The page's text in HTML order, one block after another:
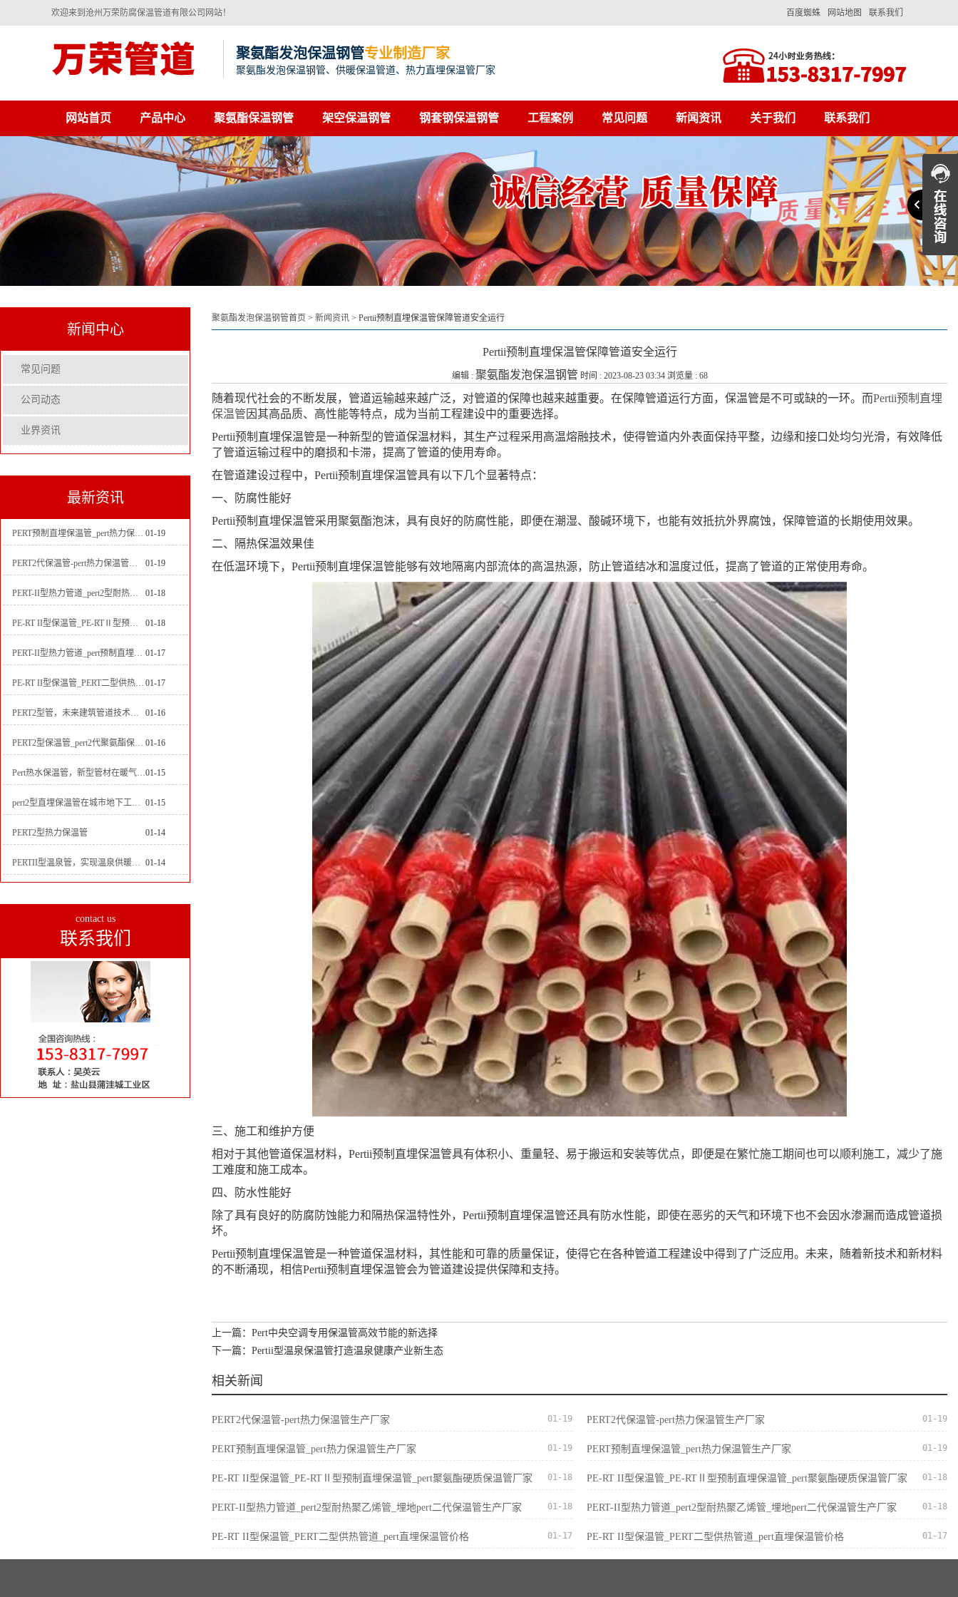
欢迎来到沧州万荣防腐保温管道有限公司网站！ 联系我们
网站地图
百度蜘蛛
聚氨酯发泡保温钢管专业制造厂家
聚氨酯发泡保温钢管、供暖保温管道、热力直埋保温管厂家
网站首页 产品中心 聚氨酯保温钢管 架空保温钢管 钢套钢保温钢管 工程案例 常见问题 新闻资讯 关于我们 联系我们
新闻中心
常见问题
公司动态
业界资讯
最新资讯
PERT预制直埋保温管_pert热力保温管生产厂家 01-19
PERT2代保温管-pert热力保温管生产厂家 01-19
PERT-II型热力管道_pert2型耐热聚乙烯管_埋地pert二代保温管生产厂家 01-18
PE-RT II型保温管_PE-RTⅡ型预制直埋保温管_pert聚氨酯硬质保温管厂家 01-18
PERT-II型热力管道_pert预制直埋保温管生产厂家 01-17
PE-RT II型保温管_PERT二型供热管道_pert直埋保温管价格 01-17
PERT2型管，未来建筑管道技术的代表 01-16
PERT2型保温管_pert2代聚氨酯保温管道_排水供热pert二代保温管 01-16
Pert热水保温管，新型管材在暖气和热水系统中的应用01-15
pert2型直埋保温管在城市地下工程建设中的应用 01-15
PERT2型热力保温管 01-14
PERTII型温泉管，实现温泉供暖设备革新 01-14
contact us
联系我们
聚氨酯发泡保温钢管首页 > 新闻资讯 > Pertii预制直埋保温管保障管道安全运行
Pertii预制直埋保温管保障管道安全运行
编辑 : 聚氨酯发泡保温钢管 时间 : 2023-08-23 03:34 浏览量 : 68
随着现代社会的不断发展，管道运输越来越广泛，对管道的保障也越来越重要。在保障管道运行方面，保温管是不可或缺的一环。而Pertii预制直埋
保温管 因其高品质、高性能等特点，成为当前工程建设中的重要选择。
Pertii预制直埋保温管是一种新型的管道保温材料，其生产过程采用高温熔融技术，使得管道内外表面保持平整，边缘和接口处均匀光滑，有效降低
了管道运输过程中的磨损和卡滞，提高了管道的使用寿命。
在管道建设过程中，Pertii预制直埋保温管具有以下几个显著特点：
一、防腐性能好
Pertii预制直埋保温管采用聚氨酯泡沫，具有良好的防腐性能，即便在潮湿、酸碱环境下，也能有效抵抗外界腐蚀，保障管道的长期使用效果。
二、隔热保温效果佳
在低温环境下，Pertii预制直埋保温管能够有效地隔离内部流体的高温热源，防止管道结冰和温度过低，提高了管道的正常使用寿命。
三、施工和维护方便
相对于其他管道保温材料，Pertii预制直埋保温管具有体积小、重量轻、易于搬运和安装等优点，即便是在繁忙施工期间也可以顺利施工，减少了施
工难度和施工成本。
四、防水性能好
除了具有良好的防腐防蚀能力和隔热保温特性外，Pertii预制直埋保温管还具有防水性能，即使在恶劣的天气和环境下也不会因水渗漏而造成管道损
坏。
Pertii预制直埋保温管是一种管道保温材料，其性能和可靠的质量保证，使得它在各种管道工程建设中得到了广泛应用。未来，随着新技术和新材料
的不断涌现，相信Pertii预制直埋保温管会为管道建设提供保障和支持。
上一篇：Pert中央空调专用保温管高效节能的新选择
下一篇：Pertii型温泉保温管打造温泉健康产业新生态
相关新闻
PERT2代保温管-pert热力保温管生产厂家 01-19 PERT2代保温管-pert热力保温管生产厂家 01-19
PERT预制直埋保温管_pert热力保温管生产厂家 01-19 PERT预制直埋保温管_pert热力保温管生产厂家 01-19
PE-RT II型保温管_PE-RTⅡ型预制直埋保温管_pert聚氨酯硬质保温管厂家 01-18 PE-RT II型保温管_PE-RTⅡ型预制直埋保温管_pert聚氨酯硬质保温管厂家 01-18
PERT-II型热力管道_pert2型耐热聚乙烯管_埋地pert二代保温管生产厂家 01-18 PERT-II型热力管道_pert2型耐热聚乙烯管_埋地pert二代保温管生产厂家 01-18
PE-RT II型保温管_PERT二型供热管道_pert直埋保温管价格 01-17 PE-RT II型保温管_PERT二型供热管道_pert直埋保温管价格 01-17